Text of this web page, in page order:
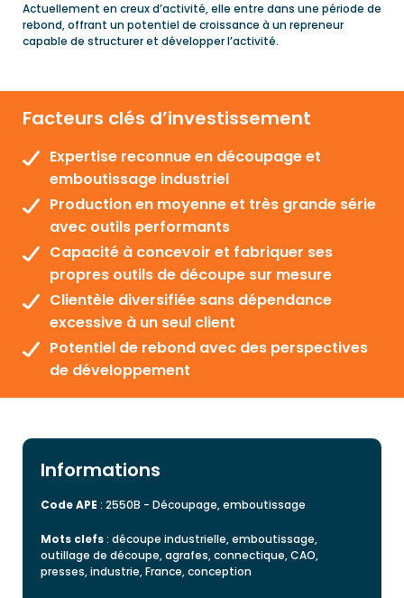
Actuellement en creux d’activité, elle entre dans une période de
rebond, offrant un potentiel de croissance à un repreneur
capable de structurer et développer l’activité.
Facteurs clés d’investissement
Expertise reconnue en découpage et
emboutissage industriel
Production en moyenne et très grande série
avec outils performants
Capacité à concevoir et fabriquer ses
propres outils de découpe sur mesure
Clientèle diversifiée sans dépendance
excessive à un seul client
Potentiel de rebond avec des perspectives
de développement
Informations
Code APE : 2550B - Découpage, emboutissage
Mots clefs: découpe industrielle, emboutissage,
outillage de découpe, agrafes, connectique, CAO,
presses, industrie, France, conception